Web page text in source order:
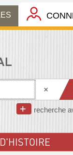
recherche